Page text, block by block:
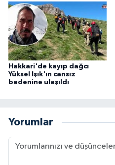
Hakkari'de kayıp dağcı
Yüksel Işık'ın cansız
bedenine ulaşıldı
Yorumlar